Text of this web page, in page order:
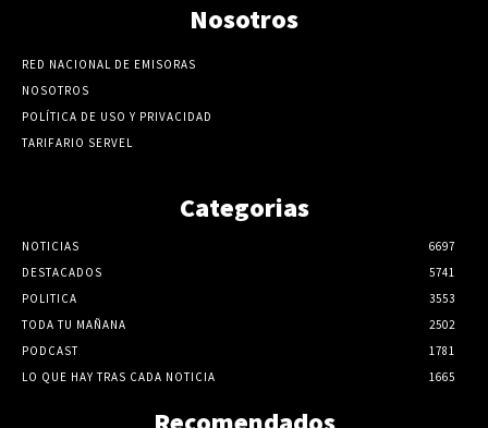
Nosotros
RED NACIONAL DE EMISORAS
NOSOTROS
POLÍTICA DE USO Y PRIVACIDAD
TARIFARIO SERVEL
Categorias
NOTICIAS
6697
DESTACADOS
5741
POLITICA
3553
TODA TU MAÑANA
2502
PODCAST
1781
LO QUE HAY TRAS CADA NOTICIA
1665